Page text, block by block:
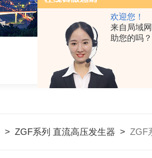
欢迎您！
来自局域
助您的吗？
>ZGF系列 直流高压发生器 >ZGF